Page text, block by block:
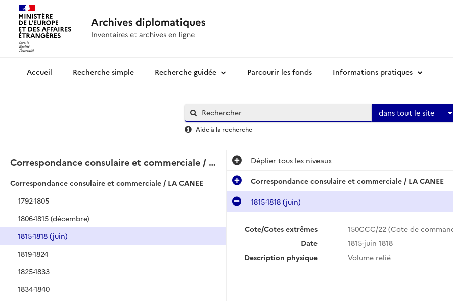
Archives diplomatiquesRecherche simple Recherche guidée Parcourir les fonds Informations pratiques
dans tout le site
Aide à la recherche
Correspondance consulaire et commerciale / LA CANEE
Correspondance consulaire et commerciale / LA CANEE
1792-1805
1806-1815 (décembre)
1815-1818 (juin)
1819-1824
1825-1833
1834-1840
Déplier tous les niveaux
Correspondance consulaire et commerciale / LA CANEE
1815-1818 (juin)
Cote/Cotes extrêmes
150CCC/22 (Cote de
Date
1815-juin 1818
Description physique
Volume relié